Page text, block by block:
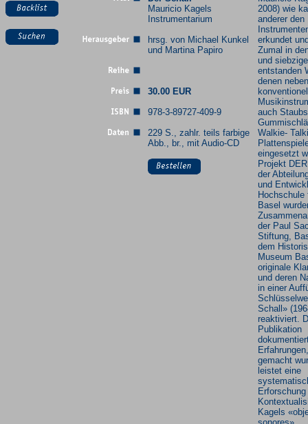
Mauricio Kagels
Instrumentarium
hrsg. von Michael Kunkel
und Martina Papiro
30.00 EUR
978-3-89727-409-9
229 S., zahlr. teils farbige
Abb., br., mit Audio-CD
2008) wie
anderer den
erkundet
Zumal in
und
entstanden
denen neben
auch
Walkie-
eingesetzt
Projekt
der
und
Basel
der Paul
Stiftung,
dem
Museum
originale
und deren
in einer
Schall»
reaktiviert.
Publikation
gemacht
leistet eine
Erforschung
Kagels